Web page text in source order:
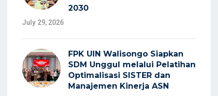
2030
July 29, 2026
FPK UIN Walisongo Siapkan
SDM Unggul melalui Pelatihan
Optimalisasi SISTER dan
Manajemen Kinerja ASN